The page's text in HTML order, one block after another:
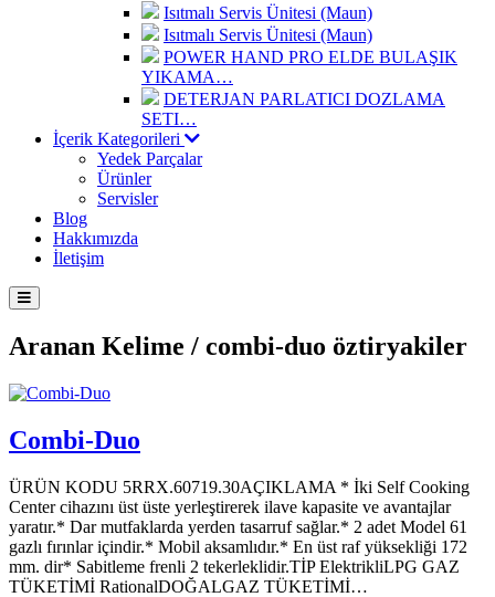
Isıtmalı Servis Ünitesi (Maun)
Isıtmalı Servis Ünitesi (Maun)
POWER HAND PRO ELDE BULAŞIK
YIKAMA…
DETERJAN PARLATICI DOZLAMA
SETI…
İçerik Kategorileri
Yedek Parçalar
Ürünler
Servisler
Blog
Hakkımızda
İletişim
Aranan Kelime / combi-duo öztiryakiler
Combi-Duo
ÜRÜN KODU 5RRX.60719.30AÇIKLAMA * İki Self Cooking
Center cihazını üst üste yerleştirerek ilave kapasite ve avantajlar
yaratır.* Dar mutfaklarda yerden tasarruf sağlar.* 2 adet Model 61
gazlı fırınlar içindir.* Mobil aksamlıdır.* En üst raf yüksekliği 172
mm. dir* Sabitleme frenli 2 tekerleklidir.TİP ElektrikliLPG GAZ
TÜKETİMİ RationalDOĞALGAZ TÜKETİMİ…